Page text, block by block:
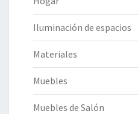
Iluminación de espacios
Materiales
Muebles
Muebles de Salón